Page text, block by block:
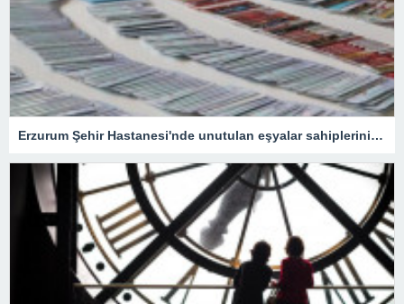
Erzurum Şehir Hastanesi'nde unutulan eşyalar sahiplerini bekliyor: İçlerinde en ilginç olanı ise…